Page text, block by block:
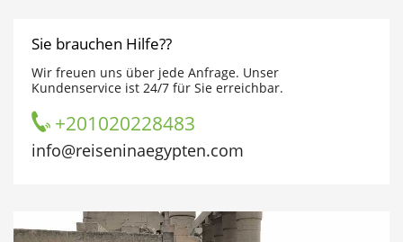
Sie brauchen Hilfe??
Wir freuen uns über jede Anfrage. Unser
Kundenservice ist 24/7 für Sie erreichbar.
+201020228483
info@reiseninaegypten.com